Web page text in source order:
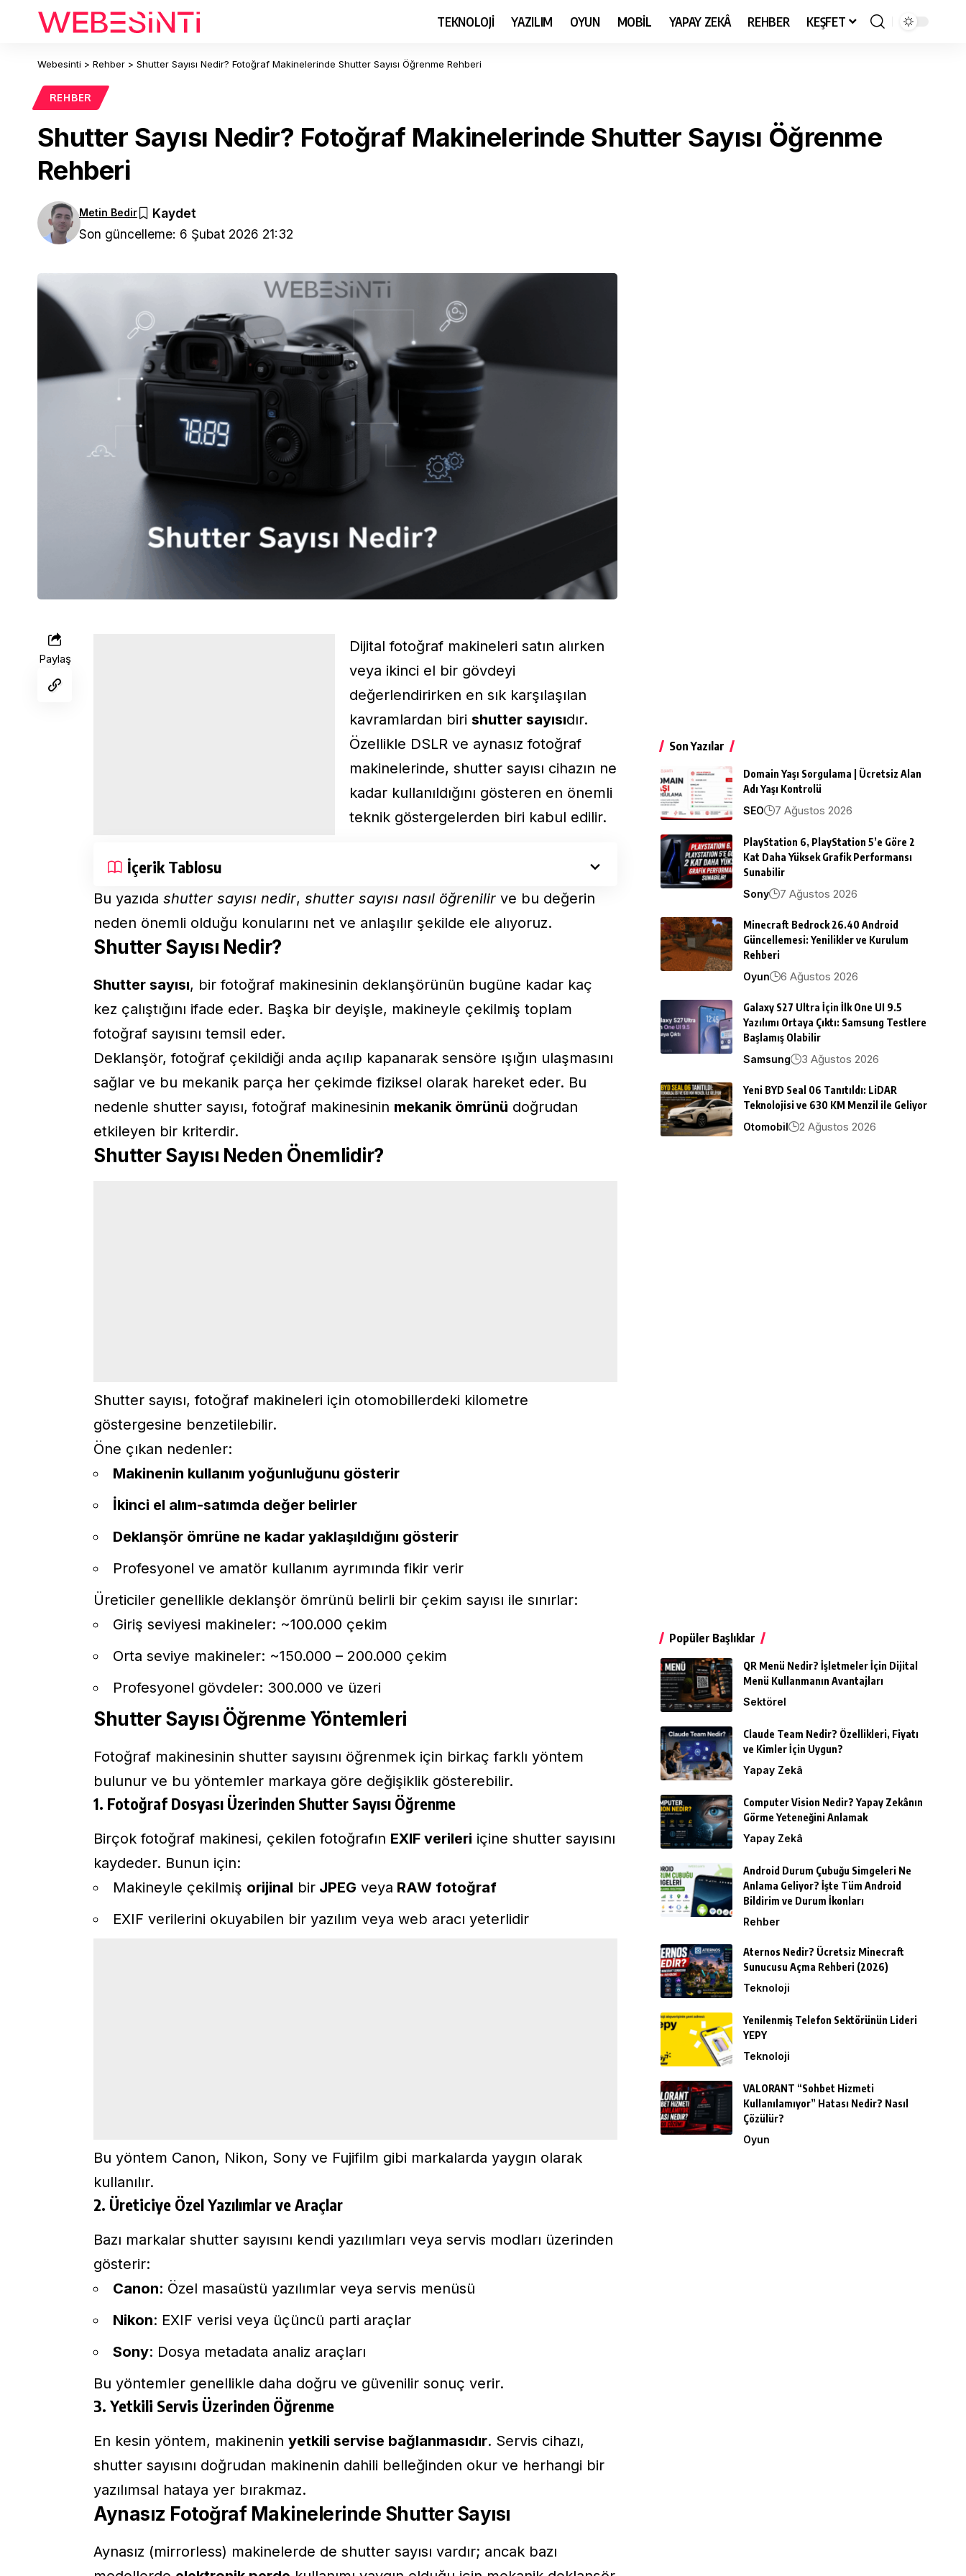
TEKNOLOJİ YAZILIM OYUN MOBİL YAPAY ZEKÂ REHBER KEŞFET
Webesinti > Rehber > Shutter Sayısı Nedir? Fotoğraf Makinelerinde Shutter Sayısı Öğrenme Rehberi
REHBER
Shutter Sayısı Nedir? Fotoğraf Makinelerinde Shutter Sayısı Öğrenme
Rehberi
Son güncelleme: 6 Şubat 2026 21:32
Metin Bedir
Paylaş
Dijital fotoğraf makineleri satın alırken
veya ikinci el bir gövdeyi
değerlendirirken en sık karşılaşılan
kavramlardan biri shutter sayısıdır.
Özellikle DSLR ve aynasız fotoğraf
makinelerinde, shutter sayısı cihazın ne
kadar kullanıldığını gösteren en önemli
teknik göstergelerden biri kabul edilir.
İçerik Tablosu
Bu yazıda shutter sayısı nedir, shutter sayısı nasıl öğrenilir ve bu değerin
neden önemli olduğu konularını net ve anlaşılır şekilde ele alıyoruz.
Shutter Sayısı Nedir?
Shutter sayısı, bir fotoğraf makinesinin deklanşörünün bugüne kadar kaç
kez çalıştığını ifade eder. Başka bir deyişle, makineyle çekilmiş toplam
fotoğraf sayısını temsil eder.
Deklanşör, fotoğraf çekildiği anda açılıp kapanarak sensöre ışığın ulaşmasını
sağlar ve bu mekanik parça her çekimde fiziksel olarak hareket eder. Bu
nedenle shutter sayısı, fotoğraf makinesinin mekanik ömrünü doğrudan
etkileyen bir kriterdir.
Shutter Sayısı Neden Önemlidir?
Shutter sayısı, fotoğraf makineleri için otomobillerdeki kilometre
göstergesine benzetilebilir.
Öne çıkan nedenler:
Makinenin kullanım yoğunluğunu gösterir
İkinci el alım-satımda değer belirler
Deklanşör ömrüne ne kadar yaklaşıldığını gösterir
Profesyonel ve amatör kullanım ayrımında fikir verir
Üreticiler genellikle deklanşör ömrünü belirli bir çekim sayısı ile sınırlar:
Giriş seviyesi makineler: ~100.000 çekim
Orta seviye makineler: ~150.000 – 200.000 çekim
Profesyonel gövdeler: 300.000 ve üzeri
Shutter Sayısı Öğrenme Yöntemleri
Fotoğraf makinesinin shutter sayısını öğrenmek için birkaç farklı yöntem
bulunur ve bu yöntemler markaya göre değişiklik gösterebilir.
1. Fotoğraf Dosyası Üzerinden Shutter Sayısı Öğrenme
Birçok fotoğraf makinesi, çekilen fotoğrafın EXIF verileri içine shutter sayısını
kaydeder. Bunun için:
Makineyle çekilmiş orijinal bir JPEG veya RAW fotoğraf
EXIF verilerini okuyabilen bir yazılım veya web aracı yeterlidir
Bu yöntem Canon, Nikon, Sony ve Fujifilm gibi markalarda yaygın olarak
kullanılır.
2. Üreticiye Özel Yazılımlar ve Araçlar
Bazı markalar shutter sayısını kendi yazılımları veya servis modları üzerinden
gösterir:
Canon: Özel masaüstü yazılımlar veya servis menüsü
Nikon: EXIF verisi veya üçüncü parti araçlar
Sony: Dosya metadata analiz araçları
Bu yöntemler genellikle daha doğru ve güvenilir sonuç verir.
3. Yetkili Servis Üzerinden Öğrenme
En kesin yöntem, makinenin yetkili servise bağlanmasıdır. Servis cihazı,
shutter sayısını doğrudan makinenin dahili belleğinden okur ve herhangi bir
yazılımsal hataya yer bırakmaz.
Aynasız Fotoğraf Makinelerinde Shutter Sayısı
Aynasız (mirrorless) makinelerde de shutter sayısı vardır; ancak bazı
Son Yazılar
Domain Yaşı Sorgulama | Ücretsiz Alan
Adı Yaşı Kontrolü
SEO
7 Ağustos 2026
PlayStation 6, PlayStation 5’e Göre 2
Kat Daha Yüksek Grafik Performansı
Sunabilir
Sony
7 Ağustos 2026
Minecraft Bedrock 26.40 Android
Güncellemesi: Yenilikler ve Kurulum
Rehberi
Oyun
6 Ağustos 2026
Galaxy S27 Ultra İçin İlk One UI 9.5
Yazılımı Ortaya Çıktı: Samsung Testlere
Başlamış Olabilir
Samsung
3 Ağustos 2026
Yeni BYD Seal 06 Tanıtıldı: LiDAR
Teknolojisi ve 630 KM Menzil ile Geliyor
Otomobil
2 Ağustos 2026
Popüler Başlıklar
QR Menü Nedir? İşletmeler İçin Dijital
Menü Kullanmanın Avantajları
Sektörel
Claude Team Nedir? Özellikleri, Fiyatı
ve Kimler İçin Uygun?
Yapay Zekâ
Computer Vision Nedir? Yapay Zekânın
Görme Yeteneğini Anlamak
Yapay Zekâ
Android Durum Çubuğu Simgeleri Ne
Anlama Geliyor? İşte Tüm Android
Bildirim ve Durum İkonları
Rehber
Aternos Nedir? Ücretsiz Minecraft
Sunucusu Açma Rehberi (2026)
Teknoloji
Yenilenmiş Telefon Sektörünün Lideri
YEPY
Teknoloji
VALORANT “Sohbet Hizmeti
Kullanılamıyor” Hatası Nedir? Nasıl
Çözülür?
Oyun